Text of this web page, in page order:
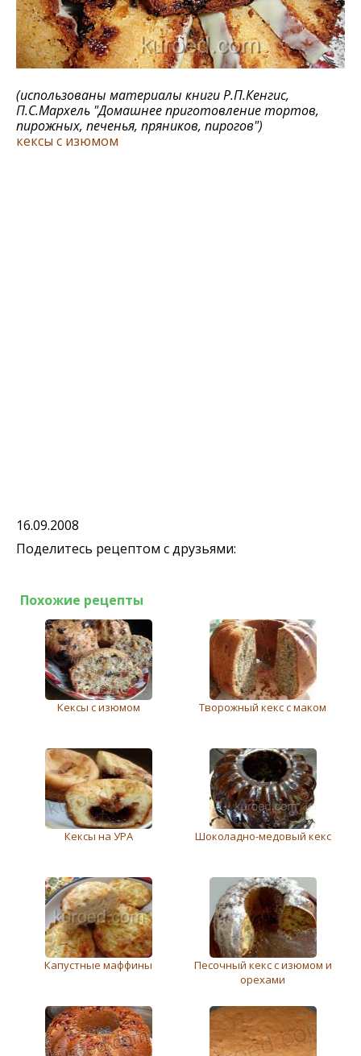
(использованы материалы книги Р.П.Кенгис,
П.С.Мархель "Домашнее приготовление тортов,
пирожных, печенья, пряников, пирогов")
кексы с изюмом
16.09.2008
Поделитесь рецептом с друзьями:
Похожие рецепты
Кексы с изюмом Творожный кекс с маком
Кексы на УРА Шоколаднo-медовый кекс
Капустные маффины
Песочный кекс с изюмом и
орехами